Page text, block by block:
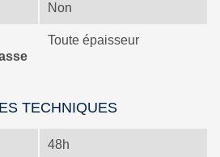
Non
Toute épaisseur
TECHNIQUES
48h